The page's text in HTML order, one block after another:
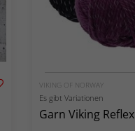
VIKING OF NORWAY
Es gibt Variationen
Garn Viking Reflex